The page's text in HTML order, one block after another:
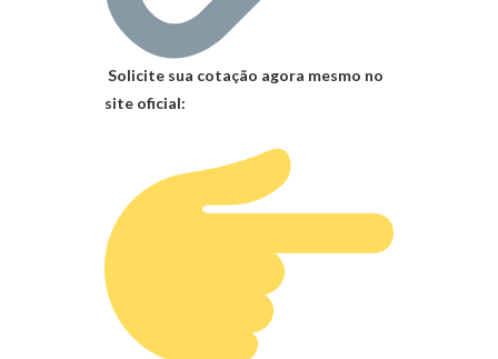
Solicite sua cotação agora mesmo no
site oficial: